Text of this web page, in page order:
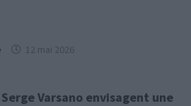
12 mai 2026
Varsano envisagent une